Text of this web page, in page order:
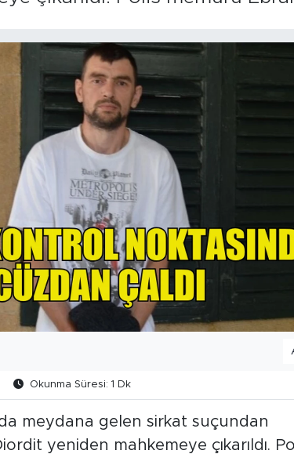
Okunma Süresi: 1 Dk
meydana gelen sirkat suçundan
yeniden mahkemeye çıkarıldı.